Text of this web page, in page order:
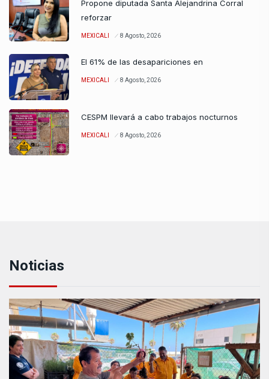
Propone diputada Santa Alejandrina Corral
reforzar
MEXICALI 8 Agosto, 2026
El 61% de las desapariciones en
MEXICALI 8 Agosto, 2026
CESPM llevará a cabo trabajos nocturnos
MEXICALI 8 Agosto, 2026
Noticias